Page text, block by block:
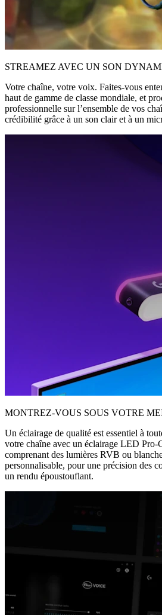
STREAMEZ AVEC UN SON
Votre chaîne, votre voix. Faites-vous
haut de gamme de classe mondiale, et
professionnelle sur l’ensemble de vos
crédibilité grâce à un son clair et à un
MONTREZ-VOUS SOUS VOTRE
Un éclairage de qualité est essentiel à
votre chaîne avec un éclairage LED Pro-
comprenant des lumières RVB ou
personnalisable, pour une précision des
un rendu époustouflant.